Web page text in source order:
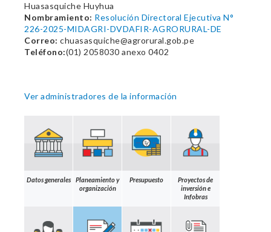
Huasasquiche Huyhua
Nombramiento: Resolución Directoral Ejecutiva N°
226-2025-MIDAGRI-DVDAFIR-AGRORURAL-DE
Correo: chuasasquiche@agrorural.gob.pe
Teléfono:(01) 2058030 anexo 0402
Ver administradores de la información
Datos generales
Planeamiento y
organización
Presupuesto
Proyectos de
inversión e
Infobras